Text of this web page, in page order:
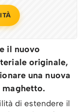
il nuovo
originale,
una nuova
maghetto.
di estendere il